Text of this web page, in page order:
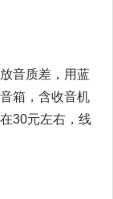
音质差，用蓝
箱，含收音机
30元左右，线